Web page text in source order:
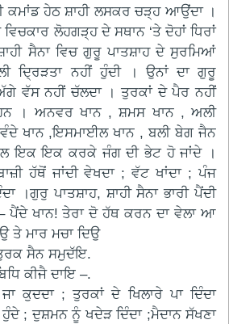
ਕਮਾਂਡ ਹੇਠ ਸ਼ਾਹੀ ਲਸਕਰ ਚੜ੍ਹ ਆਉਂਦਾ ।
ਲੋਹਗੜ੍ਹ ਦੇ ਸਥਾਨ ‘ਤੇ ਦੋਹਾਂ ਧਿਰਾਂ
ਸੈਨਾ ਵਿਚ ਗੁਰੂ ਪਾਤਸ਼ਾਹ ਦੇ ਸੁਰਮਿਆਂ
ਦ੍ਰਿੜਤਾ ਨਹੀਂ ਹੁੰਦੀ । ਉਨਾਂ ਦਾ ਗੁਰੂ
ਵੱਸ ਨਹੀਂ ਚੱਲਦਾ । ਤੁਰਕਾਂ ਦੇ ਪੈਰ ਨਹੀਂ
। ਅਨਵਰ ਖਾਨ , ਸ਼ਮਸ ਖਾਨ , ਅਲੀ
ਖਾਨ ,ਇਸਮਾਈਲ ਖਾਨ , ਬਲੀ ਬੇਗ ਜੈਨ
ਇਕ ਇਕ ਕਰਕੇ ਜੰਗ ਦੀ ਭੇਟ ਹੋ ਜਾਂਦੇ ।
ਹੱਥੋਂ ਜਾਂਦੀ ਵੇਖਦਾ ; ਵੱਟ ਖਾਂਦਾ ; ਪੰਜ
।ਗੁਰੁ ਪਾਤਸ਼ਾਹ, ਸ਼ਾਹੀ ਸੈਨਾ ਭਾਰੀ ਪੈਂਦੀ
ਪੈਂਦੇ ਖਾਨ! ਤੇਰਾ ਦੋ ਹੱਥ ਕਰਨ ਦਾ ਵੇਲਾ ਆ
ਤੇ ਮਾਰ ਮਚਾ ਦਿਉ
ਸੈਨ ਸਮੁਦੱਇ.
ਕੀਜੈ ਦਾਇ –.
ਕੁਦਦਾ ; ਤੁਰਕਾਂ ਦੇ ਖਿਲਾਰੇ ਪਾ ਦਿੰਦਾ
; ਦੁਸ਼ਮਨ ਨੂੰ ਖਦੇੜ ਦਿੰਦਾ ;ਮੈਦਾਨ ਸੱਖਣਾ